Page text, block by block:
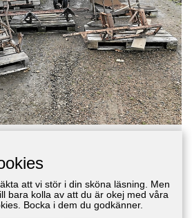
21 maj 11:10
C
att vi stör i din sköna läsning. Men
bara kolla av att du är okej med våra
Bocka i dem du godkänner.